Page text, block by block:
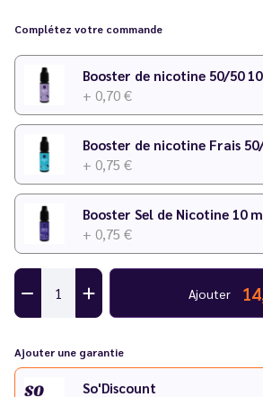
Complétez votre commande
+ 0,70 €
+ 0,75 €
+ 0,75 €
Ajouter
Ajouter une garantie
So'Discount